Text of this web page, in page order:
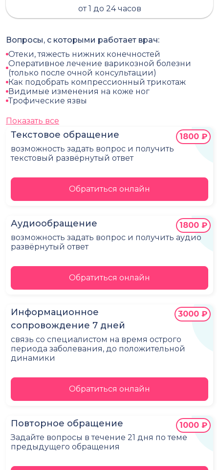
от 1 до 24 часов
Текстовое обращение
возможность задать вопрос и получить
текстовый развёрнутый ответ
1800 ₽
Обратиться онлайн
Аудиообращение
возможность задать вопрос и получить аудио
развёрнутый ответ
1800 ₽
Обратиться онлайн
Информационное
сопровождение 7 дней
связь со специалистом на время острого
периода заболевания, до положительной
динамики
3000 ₽
Обратиться онлайн
Повторное обращение
Задайте вопросы в течение 21 дня по теме
предыдущего обращения
1000 ₽
Вопросы, с которыми работает врач:
Отеки, тяжесть нижних конечностей
Оперативное лечение варикозной болезни
(только после очной консультации)
Как подобрать компрессионный трикотаж
Видимые изменения на коже ног
Трофические язвы
Показать все